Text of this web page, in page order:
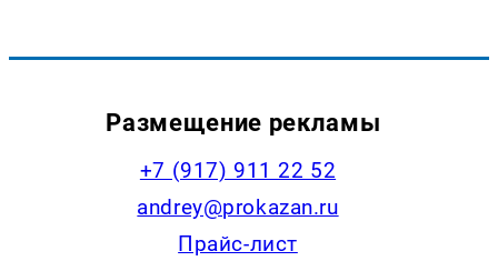
Размещение рекламы
+7 (917) 911 22 52
andrey@prokazan.ru
Прайс-лист